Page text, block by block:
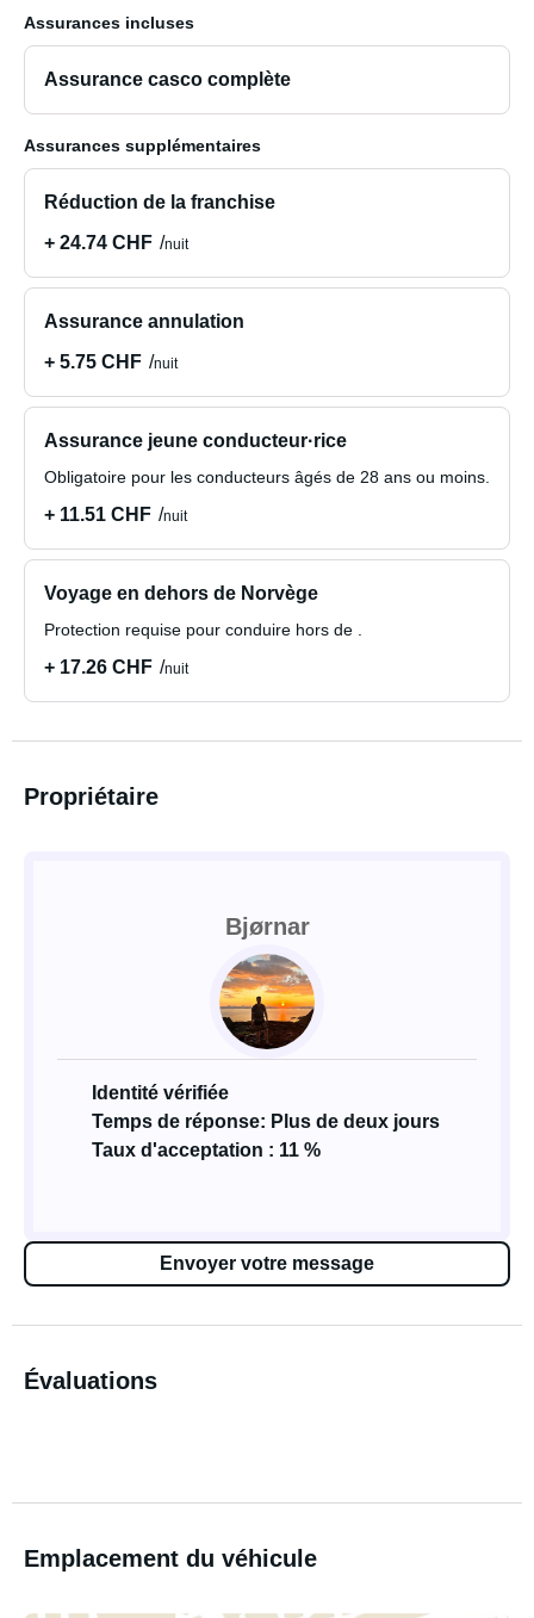
- Les draps et les serviettes sales doivent être retirés et
placés dans un sac dans le coffre.
être vidés.
- Les surfaces doivent être nettoyées.
- Les balais et les tapis de sol doivent être lavés.
Assurances incluses
Assurance casco complète
Assurances supplémentaires
Réduction de la franchise
+ 24.74 CHF
nuit
Assurance annulation
+ 5.75 CHF
nuit
Assurance jeune conducteur·rice
Obligatoire pour les conducteurs âgés de 28 ans ou moins.
+ 11.51 CHF nuit
Voyage en dehors de Norvège
Protection requise pour conduire hors de .
+ 17.26 CHF nuit
Propriétaire
Bjørnar
Identité vérifiée
Temps de réponse: Plus de deux jours
Taux d'acceptation : 11 %
Envoyer votre message
Évaluations
Emplacement du véhicule